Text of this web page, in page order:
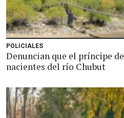
POLICIALES
Denuncian que el príncipe
nacientes del río Chubut